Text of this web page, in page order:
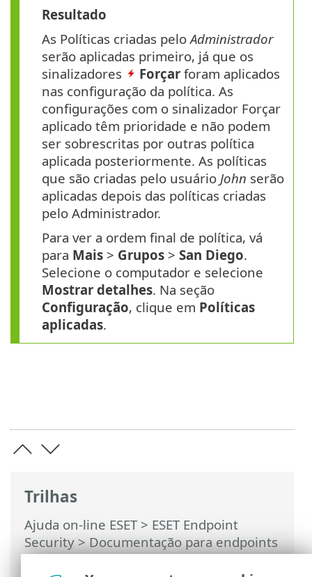
Trilhas
Ajuda on-line ESET> ESET Endpoint
Security>Documentação para endpoints
gerenciados remotamente>O que são
Resultado
As Políticas criadas peloAdministrador
serão aplicadas primeiro, já que os
sinalizadores
Forçar foram aplicados
nas configuração da política. As
configurações com o sinalizador Forçar
aplicado têm prioridade e não podem
ser sobrescritas por outras política
aplicada posteriormente. As políticas
que são criadas pelo usuário John serão
aplicadas depois das políticas criadas
pelo Administrador.
Para ver a ordem final de política, vá
para Mais > Grupos > San Diego.
Selecione o computador e selecione
Mostrar detalhes. Na seção
Configuração, clique em Políticas
aplicadas.